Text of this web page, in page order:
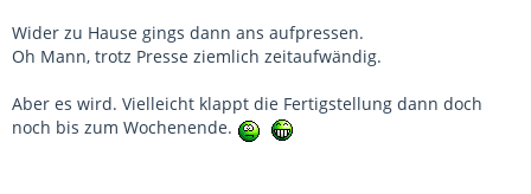
Wider zu Hause gings dann ans aufpressen.
Oh Mann, trotz Presse ziemlich zeitaufwändig.
Aber es wird. Vielleicht klappt die Fertigstellung dann doch
noch bis zum Wochenende.